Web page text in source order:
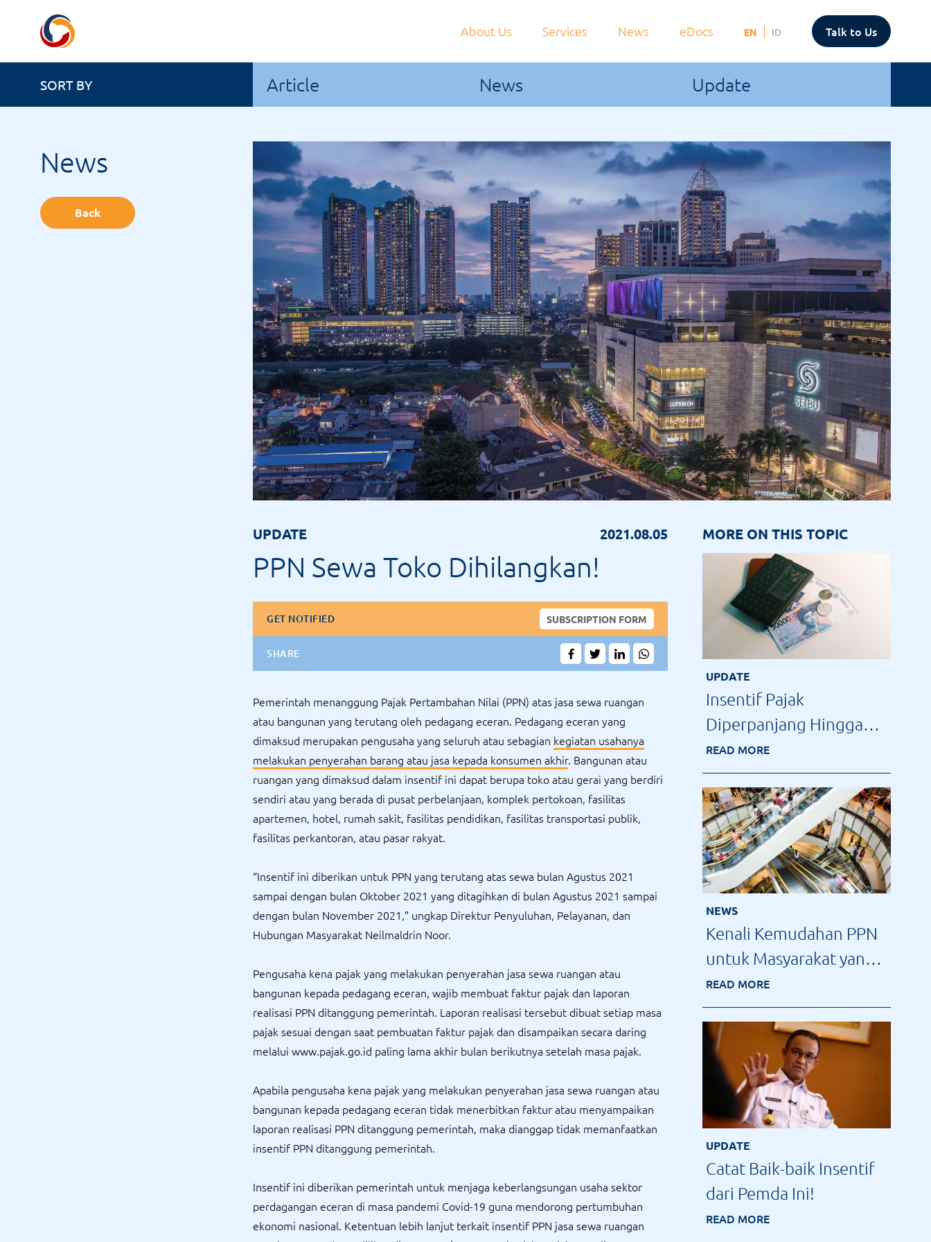
About Us Services News eDocs EN ID Talk to Us
SORT BY Article News Update
News
Back
UPDATE 2021.08.05
PPN Sewa Toko Dihilangkan!
GET NOTIFIED SUBSCRIPTION FORM
SHARE
Pemerintah menanggung Pajak Pertambahan Nilai (PPN) atas jasa sewa ruangan
atau bangunan yang terutang oleh pedagang eceran. Pedagang eceran yang
dimaksud merupakan pengusaha yang seluruh atau sebagian kegiatan usahanya
melakukan penyerahan barang atau jasa kepada konsumen akhir. Bangunan atau
ruangan yang dimaksud dalam insentif ini dapat berupa toko atau gerai yang berdiri
sendiri atau yang berada di pusat perbelanjaan, komplek pertokoan, fasilitas
apartemen, hotel, rumah sakit, fasilitas pendidikan, fasilitas transportasi publik,
fasilitas perkantoran, atau pasar rakyat.
“Insentif ini diberikan untuk PPN yang terutang atas sewa bulan Agustus 2021
sampai dengan bulan Oktober 2021 yang ditagihkan di bulan Agustus 2021 sampai
dengan bulan November 2021,” ungkap Direktur Penyuluhan, Pelayanan, dan
Hubungan Masyarakat Neilmaldrin Noor.
Pengusaha kena pajak yang melakukan penyerahan jasa sewa ruangan atau
bangunan kepada pedagang eceran, wajib membuat faktur pajak dan laporan
realisasi PPN ditanggung pemerintah. Laporan realisasi tersebut dibuat setiap masa
pajak sesuai dengan saat pembuatan faktur pajak dan disampaikan secara daring
melalui www.pajak.go.id paling lama akhir bulan berikutnya setelah masa pajak.
Apabila pengusaha kena pajak yang melakukan penyerahan jasa sewa ruangan atau
bangunan kepada pedagang eceran tidak menerbitkan faktur atau menyampaikan
laporan realisasi PPN ditanggung pemerintah, maka dianggap tidak memanfaatkan
insentif PPN ditanggung pemerintah.
Insentif ini diberikan pemerintah untuk menjaga keberlangsungan usaha sektor
perdagangan eceran di masa pandemi Covid-19 guna mendorong pertumbuhan
ekonomi nasional. Ketentuan lebih lanjut terkait insentif PPN jasa sewa ruangan
MORE ON THIS TOPIC
UPDATE
Insentif Pajak
Diperpanjang Hingga
Desember 2021
READ MORE
NEWS
Kenali Kemudahan PPN
untuk Masyarakat yang
Diatur dalam PP 49 /
2022
READ MORE
UPDATE
Catat Baik-baik Insentif
dari Pemda Ini!
READ MORE